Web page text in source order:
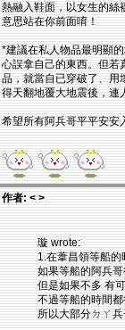
熱融入鞋面，以女生的絲
意思站在你前面唷！
*建議在私人物品最明顯
心誤拿自己的東西。但若
品，就當自已穿破了、用
得天翻地覆大地震後，
希望所有阿兵哥平平安安
作者: < >
璇 wrote:
1.在葦昌領等船的
如果等船的阿兵
但是如果不多 有
不過等船的時間
所以大部分ㄉㄚ